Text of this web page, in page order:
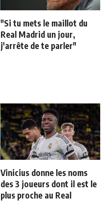
"Si tu mets le maillot du
Real Madrid un jour,
j'arrête de te parler"
Vinicius donne les noms
des 3 joueurs dont il est le
plus proche au Real